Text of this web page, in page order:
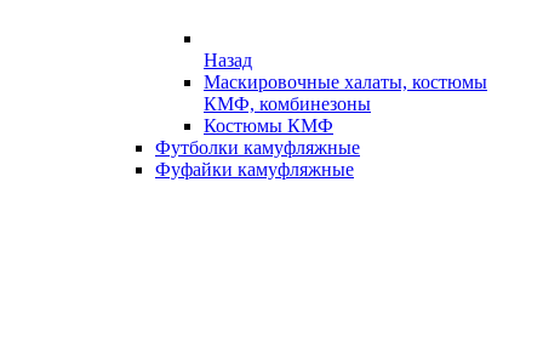
Назад
Маскировочные халаты, костюмы
КМФ, комбинезоны
Костюмы КМФ
Футболки камуфляжные
Фуфайки камуфляжные